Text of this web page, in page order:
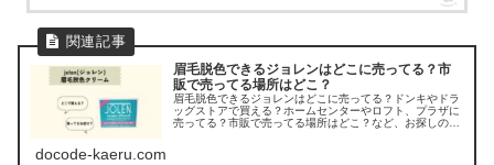
眉毛脱色できるジョレンはどこに売ってる？市
販で売ってる場所はどこ？
眉毛脱色できるジョレンはどこに売ってる？ドンキやドラ
ッグストアで買える？ホームセンターやロフト、プラザに
売ってる？市販で売ってる場所はどこ？など、お探しの方
docode-kaeru.com